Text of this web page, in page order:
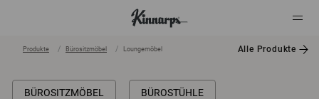
Produkte Bürositzmöbel Loungemöbel Alle Produkte
BÜROSITZMÖBEL BÜROSTÜHLE